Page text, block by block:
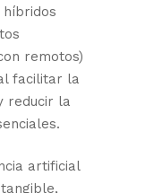
remotos)
facilitar la
reducir la
artificial